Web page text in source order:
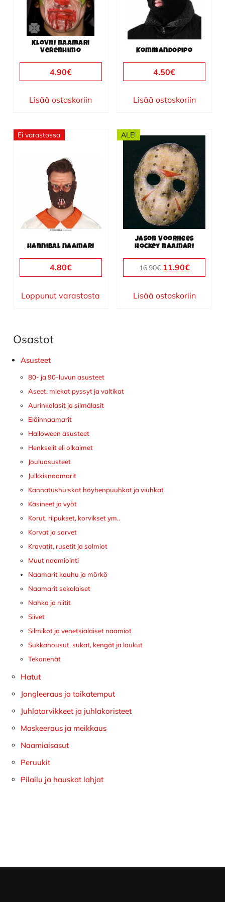
Klovni naamari
Verenhimo
4.90€
Lisää ostoskoriin
Kommandopipo
4.50€
Lisää ostoskoriin
Ei varastossa
Hannibal naamari
4.80€
Loppunut varastosta
ALE!
Jason Voorhees
hockey naamari
16.90€ Alkuperäinen
hinta
oli:
11.90€Nykyinen
hinta
on:
Lisää ostoskoriin
Ensisijainen
sivupalkki
Osastot
Asusteet
80- ja 90-luvun asusteet
Aseet, miekat pyssyt ja valtikat
Aurinkolasit ja silmälasit
Eläinnaamarit
Halloween asusteet
Henkselit eli olkaimet
Jouluasusteet
Julkkisnaamarit
Kannatushuiskat höyhenpuuhkat ja viuhkat
Käsineet ja vyöt
Korut, riipukset, korvikset ym..
Korvat ja sarvet
Kravatit, rusetit ja solmiot
Muut naamiointi
Naamarit kauhu ja mörkö
Naamarit sekalaiset
Nahka ja niitit
Siivet
Silmikot ja venetsialaiset naamiot
Sukkahousut, sukat, kengät ja laukut
Tekonenät
Hatut
Jongleeraus ja taikatemput
Juhlatarvikkeet ja juhlakoristeet
Maskeeraus ja meikkaus
Naamiaisasut
Peruukit
Pilailu ja hauskat lahjat